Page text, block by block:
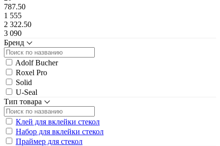
787.50
1 555
2 322.50
3 090
Бренд
Adolf Bucher
Roxel Pro
Solid
U-Seal
Тип товара
Клей для вклейки стекол
Набор для вклейки стекол
Праймер для стекол